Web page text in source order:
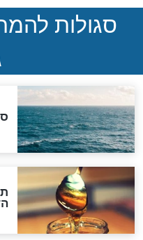
"מודה
"נביא
לגוי